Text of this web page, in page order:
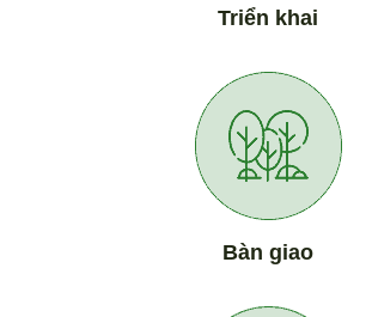
Triển khai
Bàn giao